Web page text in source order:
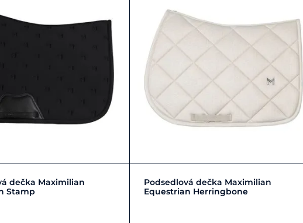
Zobrazit detail
dečka Maximilian
Stamp
Zobrazit detail
Podsedlová dečka Maximilian
Equestrian Herringbone